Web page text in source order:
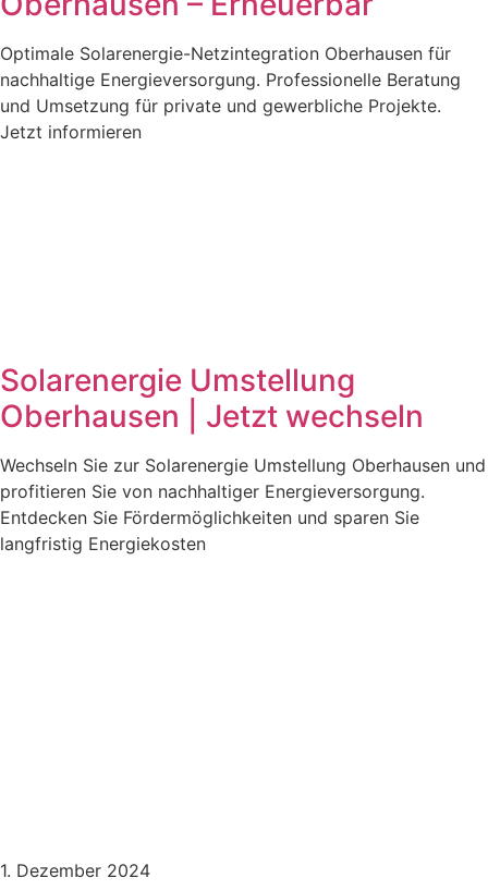
Optimale Solarenergie-Netzintegration Oberhausen für
nachhaltige Energieversorgung. Professionelle Beratung
und Umsetzung für private und gewerbliche Projekte.
Jetzt informieren
Solarenergie Umstellung
Oberhausen | Jetzt wechseln
Wechseln Sie zur Solarenergie Umstellung Oberhausen und
profitieren Sie von nachhaltiger Energieversorgung.
Entdecken Sie Fördermöglichkeiten und sparen Sie
langfristig Energiekosten
1. Dezember 2024